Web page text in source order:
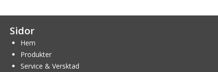
Sidor
Hem
Produkter
Service & Versktad